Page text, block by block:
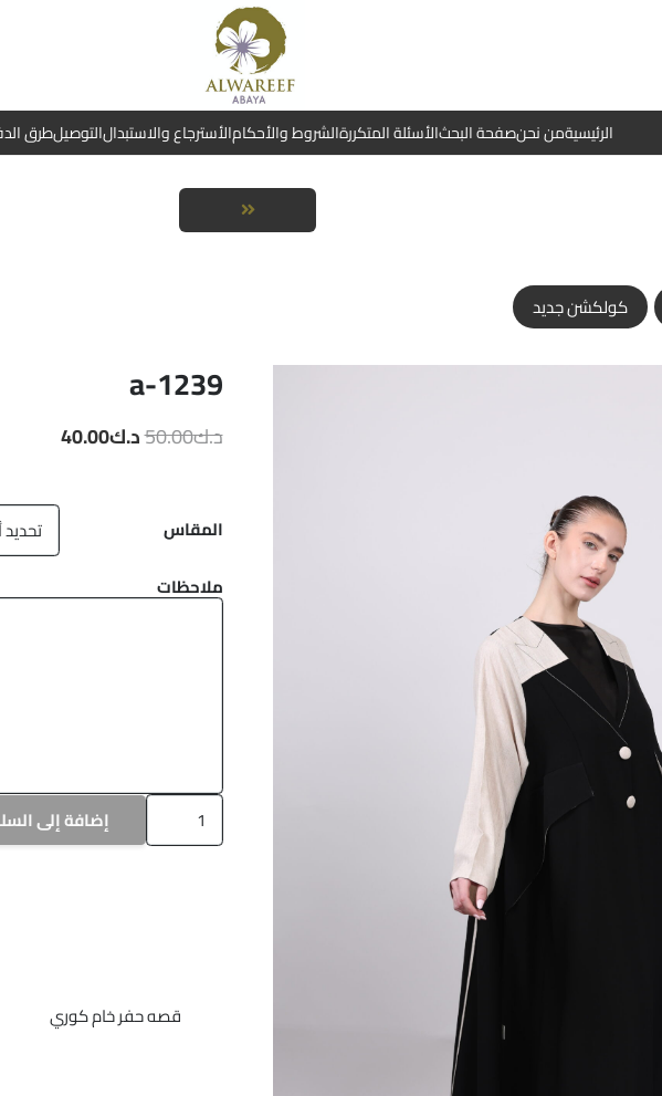
الرئيسيةمن نحنصفحة البحثالأسئلة المتكررةالشروط والأحكامالأسترجاع والاستبدالالتوصيلطرق
كولكشن جديد
a-1239
د.ك50.00السعر
د.ك40.00السعر
هو:
د.ك40.00.
المقاس
ملاحظات
كمية
a-
إضافة إلى
قصه حفر خام كوري